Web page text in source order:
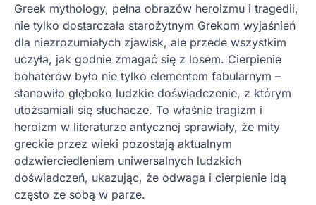
Greek mythology, pełna obrazów heroizmu i tragedii,
nie tylko dostarczała starożytnym Grekom wyjaśnień
dla niezrozumiałych zjawisk, ale przede wszystkim
uczyła, jak godnie zmagać się z losem. Cierpienie
bohaterów było nie tylko elementem fabularnym –
stanowiło głęboko ludzkie doświadczenie, z którym
utożsamiali się słuchacze. To właśnie tragizm i
heroizm w literaturze antycznej sprawiały, że mity
greckie przez wieki pozostają aktualnym
odzwierciedleniem uniwersalnych ludzkich
doświadczeń, ukazując, że odwaga i cierpienie idą
często ze sobą w parze.